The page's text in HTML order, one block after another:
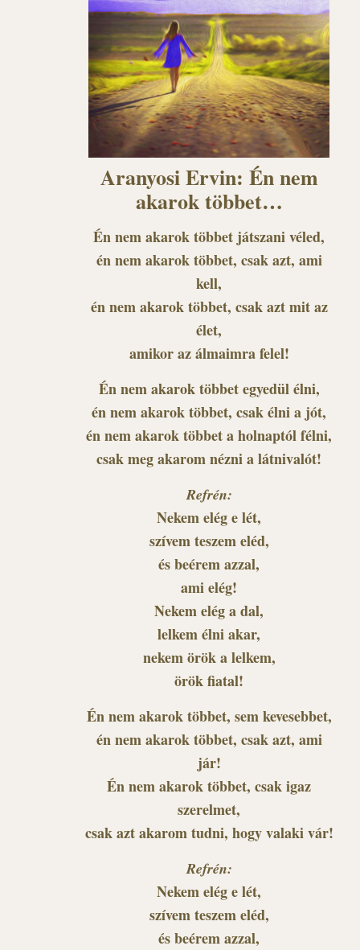
Aranyosi Ervin: Én nem
akarok többet…
Én nem akarok többet játszani véled,
én nem akarok többet, csak azt, ami
kell,
én nem akarok többet, csak azt mit az
élet,
amikor az álmaimra felel!
Én nem akarok többet egyedül élni,
én nem akarok többet, csak élni a jót,
én nem akarok többet a holnaptól félni,
csak meg akarom nézni a látnivalót!
Refrén:
Nekem elég e lét,
szívem teszem eléd,
és beérem azzal,
ami elég!
Nekem elég a dal,
lelkem élni akar,
nekem örök a lelkem,
örök fiatal!
Én nem akarok többet, sem kevesebbet,
én nem akarok többet, csak azt, ami
jár!
Én nem akarok többet, csak igaz
szerelmet,
csak azt akarom tudni, hogy valaki vár!
Refrén:
Nekem elég e lét,
szívem teszem eléd,
és beérem azzal,